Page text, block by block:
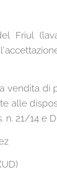
Friul
vendita
alle
21/14 e